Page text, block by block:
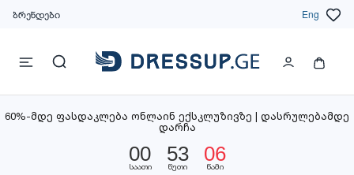
ბრენდები Eng
60%-მდე ფასდაკლება ონლაინ ექსკლუზივზე | დასრულებამდე
დარჩა
00
საათი
53
წუთი
05
წამი